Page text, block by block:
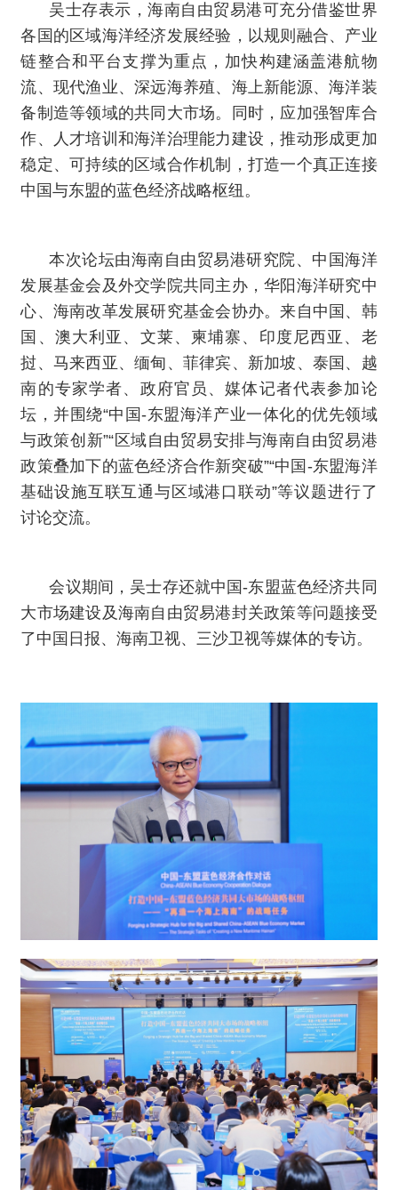
吴士存表示，海南自由贸易港可充分借鉴世界
各国的区域海洋经济发展经验，以规则融合、产业
链整合和平台支撑为重点，加快构建涵盖港航物
流、现代渔业、深远海养殖、海上新能源、海洋装
备制造等领域的共同大市场。同时，应加强智库合
作、人才培训和海洋治理能力建设，推动形成更加
稳定、可持续的区域合作机制，打造一个真正连接
中国与东盟的蓝色经济战略枢纽。
本次论坛由海南自由贸易港研究院、中国海洋
发展基金会及外交学院共同主办，华阳海洋研究中
心、海南改革发展研究基金会协办。来自中国、韩
国、澳大利亚、文莱、柬埔寨、印度尼西亚、老
挝、马来西亚、缅甸、菲律宾、新加坡、泰国、越
南的专家学者、政府官员、媒体记者代表参加论
坛，并围绕“中国-东盟海洋产业一体化的优先领域
与政策创新”“区域自由贸易安排与海南自由贸易港
政策叠加下的蓝色经济合作新突破”“中国-东盟海洋
基础设施互联互通与区域港口联动”等议题进行了
讨论交流。
会议期间，吴士存还就中国-东盟蓝色经济共同
大市场建设及海南自由贸易港封关政策等问题接受
了中国日报、海南卫视、三沙卫视等媒体的专访。